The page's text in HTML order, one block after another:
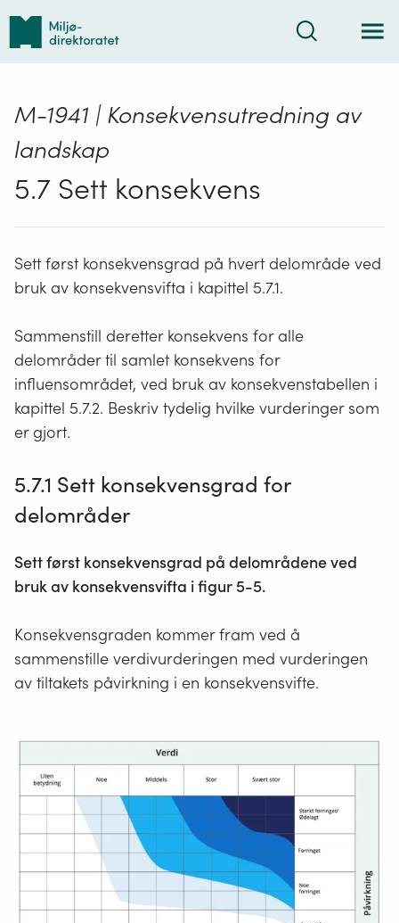
Tilbake
forsiden
Søk
M-1941 | Konsekvensutredning av
landskap
5.7 Sett konsekvens
Sett først konsekvensgrad på hvert delområde ved
bruk av konsekvensvifta i kapittel 5.7.1.
Sammenstill deretterkonsekvens for alle
delområdertil samlet konsekvens for
influensområdet, ved bruk av konsekvenstabellen i
kapittel 5.7.2. Beskriv tydelig hvilke vurderinger som
er gjort.
5.7.1 Sett konsekvensgrad for
delområder
Sett først konsekvensgrad på delområdene ved
bruk av konsekvensvifta i figur 5-5.
Konsekvensgraden kommer fram ved å
sammenstille verdivurderingen med vurderingen
av tiltakets påvirkning i en konsekvensvifte.